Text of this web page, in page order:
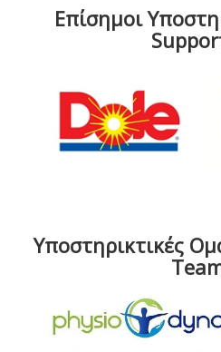
Επίσημοι
Υποστηρικτικές